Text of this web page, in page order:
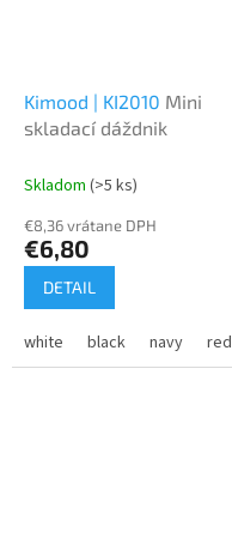
Kimood | KI2010 Mini
skladací dáždnik
Skladom (>5 ks)
€8,36 vrátane DPH
€6,80
DETAIL
white black navy red